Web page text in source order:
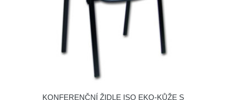
KONFERENČNÍ ŽIDLE ISO EKO-KŮŽE S